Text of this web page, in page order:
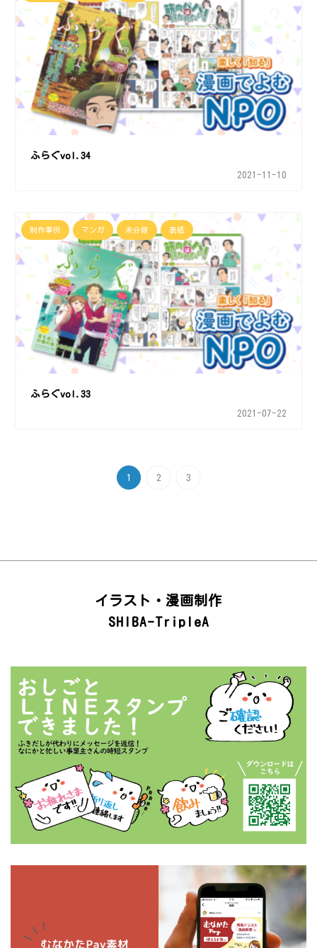
ふらぐvol.34
2021-11-10
制作事例 マンガ 未分類 表紙
ふらぐvol.33
2021-07-22
1 2 3
イラスト・漫画制作
SHIBA-TripleA